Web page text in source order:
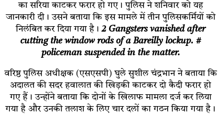
का सरिया काटकर फरार हो गए। पुलिस ने शनिवार को यह
जानकारी दी। उसने बताया कि इस मामले में तीन पुलिसकर्मियों को
निलंबित कर दिया गया है।2 Gangsters vanished after
cutting the window rods of a Bareilly lockup. #
policeman suspended in the matter.
वरिष्ठ पुलिस अधीक्षक (एसएसपी) घुले सुशील चंद्रभान ने बताया कि
अदालत की सदर हवालात की खिड़की काटकर दो कैदी फरार हो
गए हैं। उन्होंने बताया कि दोनों के खिलाफ मामला दर्ज कर लिया
गया है और उनकी तलाश के लिए चार दलों का गठन किया गया है।